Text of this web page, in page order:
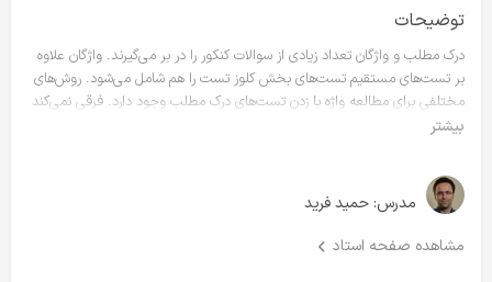
توضیحات
درک مطلب و واژگان تعداد زیادی از سوالات کنکور را در بر می‌گیرند. واژگان علاوه
بر تست‌های مستقیم تست‌های بخش کلوز تست‌ را هم شامل می‌شود. روش‌های
مختلفی برای مطالعه واژه یا زدن تست‌های درک مطلب وجود دارد. فرقی نمی‌کند
دانشجوی ارشد رشته‌های مختلف باشید یا دانشجپی دکتری. واژگان و درک مطلب
روش مطالعه این دو بخش مهم صحبت می کند.
سر فصل های این دوره به شرح زیر است:
۲ - نحوه تست‌زنی درک مطلب
بیشتر
مدرس: حمید فرید
مشاهده صفحه استاد